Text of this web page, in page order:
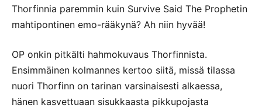
Thorfinnia paremmin kuin Survive Said The Prophetin
mahtipontinen emo-rääkynä? Ah niin hyvää!
OP onkin pitkälti hahmokuvaus Thorfinnista.
Ensimmäinen kolmannes kertoo siitä, missä tilassa
nuori Thorfinn on tarinan varsinaisesti alkaessa,
hänen kasvettuaan sisukkaasta pikkupojasta